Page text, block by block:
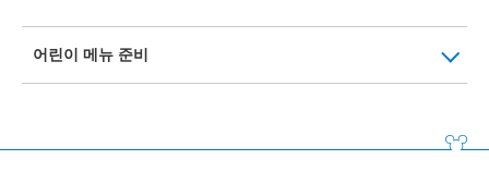
어린이 메뉴 준비